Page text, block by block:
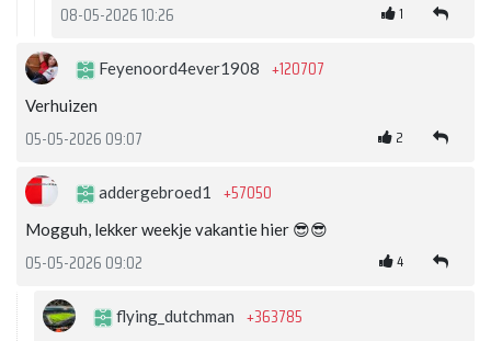
08-05-2026 10:26 1
Feyenoord4ever1908 +120707
Verhuizen
05-05-2026 09:07 2
addergebroed1 +57050
Mogguh, lekker weekje vakantie hier 😎😎
05-05-2026 09:02 4
flying_dutchman +363785